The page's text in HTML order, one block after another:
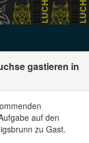
gastieren in
auf den
zu Gast.